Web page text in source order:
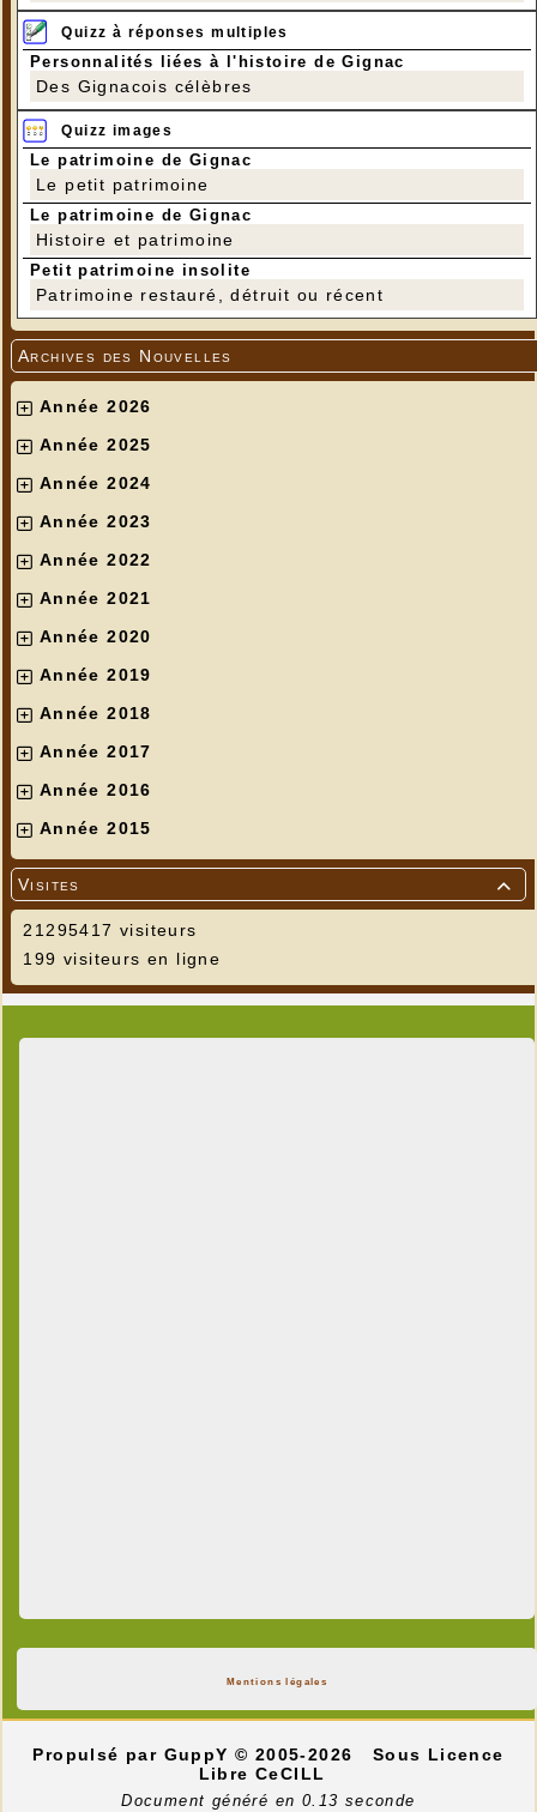
Quizz à réponses multiples
Personnalités liées à l'histoire de Gignac
Des Gignacois célèbres
Quizz images
Le patrimoine de Gignac
Le petit patrimoine
Le patrimoine de Gignac
Histoire et patrimoine
Petit patrimoine insolite
Patrimoine restauré, détruit ou récent
Archives des Nouvelles
Année 2026
Année 2025
Année 2024
Année 2023
Année 2022
Année 2021
Année 2020
Année 2019
Année 2018
Année 2017
Année 2016
Année 2015

Visites
21295417 visiteurs
199 visiteurs en ligne
Mentions légales
Propulsé par GuppY© 2005-2026
Sous Licence
Libre CeCILL
Document généré en 0.13 seconde